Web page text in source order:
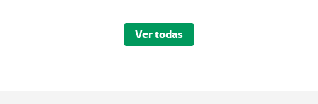
Ver todas